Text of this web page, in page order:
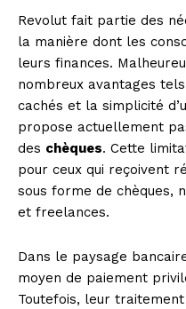
Revolut fait partie des
la manière dont les
leurs finances.
nombreux avantages
cachés et la simplicité
propose actuellement
des chèques. Cette
pour ceux qui reçoivent
sous forme de chèques,
et freelances.
Dans le paysage
moyen de paiement
Toutefois, leur